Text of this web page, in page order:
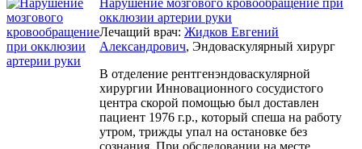
Нарушение мозгового кровообращение при
окклюзии артерии руки
Лечащий врач: Жидков Евгений
Александрович, Эндоваскулярный хирург
В отделение рентгенэндоваскулярной
хирургии Инновационного сосудистого
центра скорой помощью был доставлен
пациент 1976 г.р., который спеша на работу
утром, трижды упал на остановке без